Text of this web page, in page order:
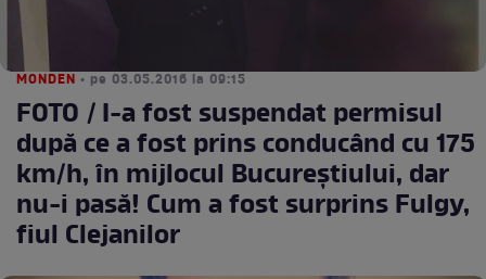
MONDEN • pe 03.05.2016 la 09:15
FOTO / I-a fost suspendat permisul
după ce a fost prins conducând cu 175
km/h, în mijlocul Bucureştiului, dar
nu-i pasă! Cum a fost surprins Fulgy,
fiul Clejanilor